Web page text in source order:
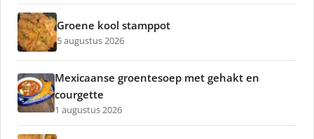
Groene kool stamppot
5 augustus 2026
Mexicaanse groentesoep met gehakt en
courgette
1 augustus 2026